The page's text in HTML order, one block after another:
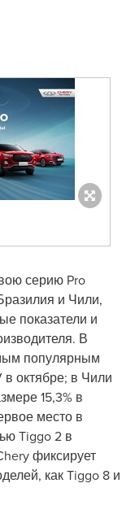
серию Pro
и Чили,
показатели и
В
популярным
в октябре; в Чили
15,3% в
место в
Tiggo 2 в
фиксирует
как Tiggo 8 и